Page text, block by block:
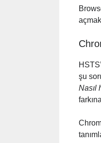
şu
Nasıl